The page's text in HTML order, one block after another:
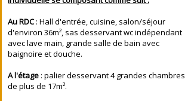
Au RDC: Hall d'entrée, cuisine, salon/séjour
d'environ 36m², sas desservant wc indépendant
avec lave main, grande salle de bain avec
baignoire et douche.
A l'étage : palier desservant 4 grandes chambres
de plus de 17m².